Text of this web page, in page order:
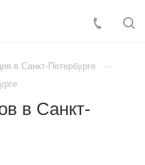
в Санкт-Петербурге
в Санкт-